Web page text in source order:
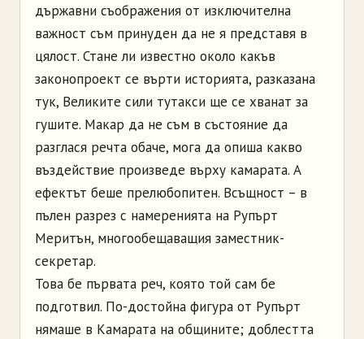
държавни съображения от изключителна
важност съм принуден да не я представя в
цялост. Стане ли известно около какъв
законопроект се върти историята, разказана
тук, Великите сили тутакси ще се хванат за
гушите. Макар да не съм в състояние да
разглася речта обаче, мога да опиша какво
въздействие произведе върху камарата. А
ефектът беше прелюбопитен. Всъщност – в
пълен разрез с намеренията на Рупърт
Меритън, многообещаващия заместник-
секретар.
Това бе първата реч, която той сам бе
подготвил. По-достойна фигура от Рупърт
нямаше в Камарата на общините; доблестта